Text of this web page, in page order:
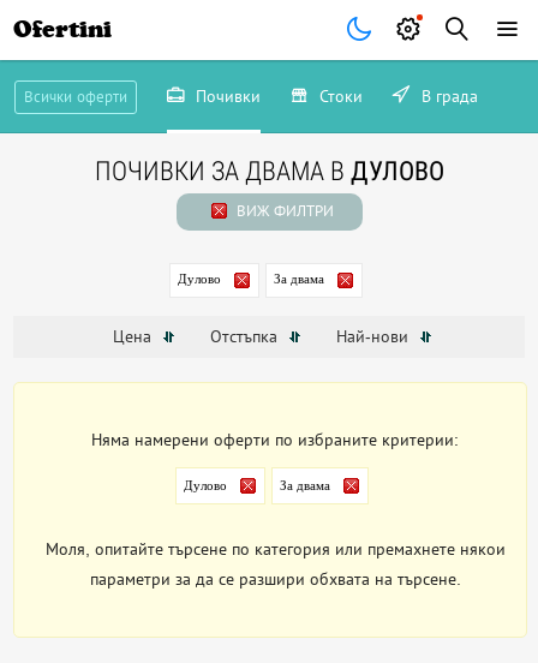
Ofertini
Всички оферти Почивки Стоки В града
ПОЧИВКИ ЗА ДВАМА В ДУЛОВО
ВИЖ ФИЛТРИ
Дулово За двама
Цена Отстъпка Най-нови
Няма намерени оферти по избраните критерии:
Дулово За двама
Моля, опитайте търсене по категория или премахнете някои
параметри за да се разшири обхвата на търсене.